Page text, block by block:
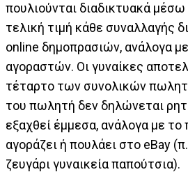
πουλιούνται διαδικτυακά μέσω
τελική τιμή κάθε συναλλαγής
online δημοπρασιών, ανάλογα
αγοραστών. Οι γυναίκες
τέταρτο των συνολικών
του πωλητή δεν δηλώνεται
εξαχθεί έμμεσα, ανάλογα με το
αγοράζει ή πουλάει στο eBay
ζευγάρι γυναικεία παπούτσια).